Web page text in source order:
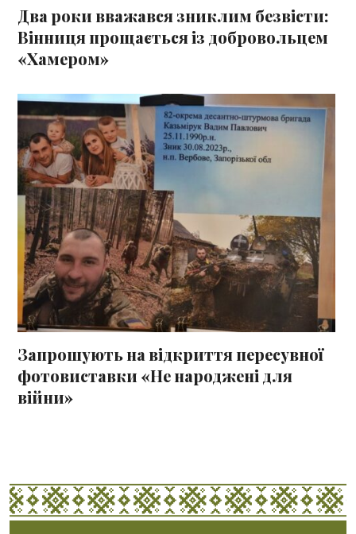
Два роки вважався зниклим безвісти:
Вінниця прощається із добровольцем
«Хамером»
Запрошують на відкриття пересувної
фотовиставки «Не народжені для
війни»